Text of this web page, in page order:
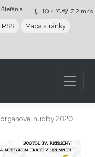
Štefánia 10.4 °C Z 2 m/s
RSS Mapa stránky
organovej hudby 2020